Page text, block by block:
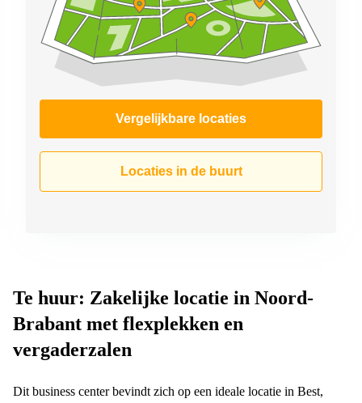
Hengelo
Bedrijfsruimte
Huren in
Nijmegen
Vergelijkbare locaties
Locaties in de buurt
Te huur: Zakelijke locatie in Noord-
Brabant met flexplekken en
vergaderzalen
Dit business center bevindt zich op een ideale locatie in Best,